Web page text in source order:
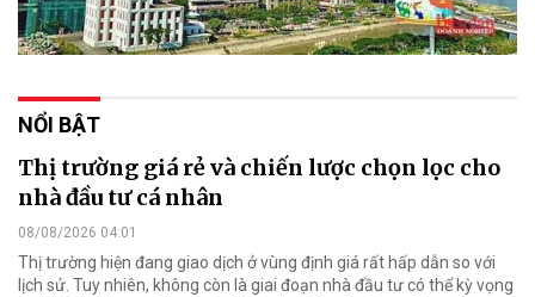
NỔI BẬT
Thị trường giá rẻ và chiến lược chọn lọc cho
nhà đầu tư cá nhân
08/08/2026 04:01
Thị trường hiện đang giao dịch ở vùng định giá rất hấp dẫn so với
lịch sử. Tuy nhiên, không còn là giai đoạn nhà đầu tư có thể kỳ vọng